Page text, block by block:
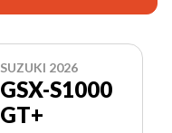
SUZUKI 2026
GSX-S1000
GT+